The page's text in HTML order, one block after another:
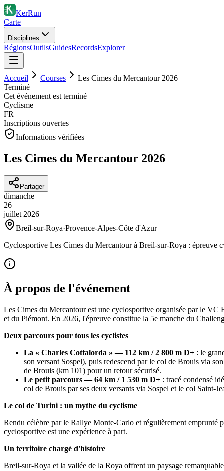
KerRun
Carte
Disciplines
RégionsOutilsGuidesRecordsExplorer
Accueil Courses
Les Cimes du Mercantour 2026
Terminé
Cet événement est terminé
Cyclisme
FR
Inscriptions ouvertes
Informations vérifiées
Les Cimes du Mercantour 2026
Partager
dimanche
26
juillet 2026
Breil-sur-Roya·Provence-Alpes-Côte d'Azur
Cyclosportive Les Cimes du Mercantour à Breil-sur-Roya : épreuve
À propos de l'événement
Les Cimes du Mercantour est une cyclosportive organisée par le
et du Piémont. En 2026, l'épreuve constitue la 5e manche du
Deux parcours pour tous les cyclistes
La « Charles Cottalorda » — 112 km / 2 800 m D+ : le
son versant Sospel), puis redescend par le col de Brouis via
de Brouis (km 101) pour un retour sécurisé.
Le petit parcours — 64 km / 1 530 m D+ : tracé condensé
col de Brouis par ses deux versants via Sospel et le col Saint-
Le col de Turini : un mythe du cyclisme
Rendu célèbre par le Rallye Monte-Carlo et régulièrement emprunté
cyclosportive est une expérience à part.
Un territoire chargé d'histoire
Breil-sur-Roya et la vallée de la Roya offrent un paysage